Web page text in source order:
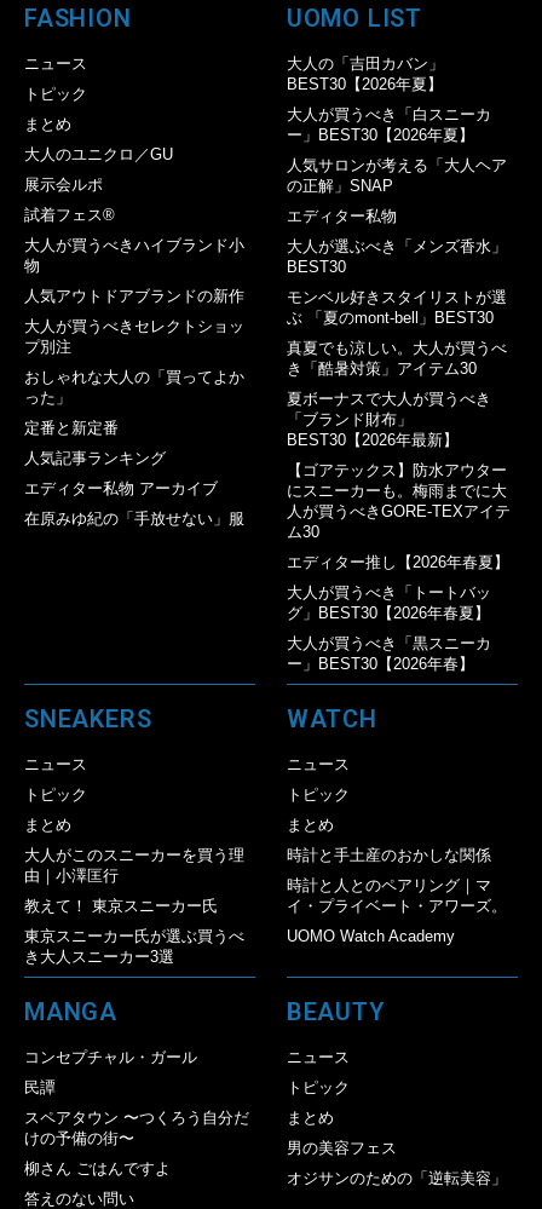
FASHION
ニュース
トピック
まとめ
大人のユニクロ／GU
展示会ルポ
試着フェス®︎
大人が買うべきハイブランド小
物
人気アウトドアブランドの新作
大人が買うべきセレクトショッ
プ別注
おしゃれな大人の「買ってよか
った」
定番と新定番
人気記事ランキング
エディター私物 アーカイブ
在原みゆ紀の「手放せない」服
UOMO LIST
大人の「吉田カバン」
BEST30【2026年夏】
大人が買うべき「白スニーカ
ー」BEST30【2026年夏】
人気サロンが考える「大人ヘア
の正解」SNAP
エディター私物
大人が選ぶべき「メンズ香水」
BEST30
モンベル好きスタイリストが選
ぶ 「夏のmont-bell」BEST30
真夏でも涼しい。大人が買うべ
き「酷暑対策」アイテム30
夏ボーナスで大人が買うべき
「ブランド財布」
BEST30【2026年最新】
【ゴアテックス】防水アウター
にスニーカーも。梅雨までに大
人が買うべきGORE-TEXアイテ
ム30
エディター推し【2026年春夏】
大人が買うべき「トートバッ
グ」BEST30【2026年春夏】
大人が買うべき「黒スニーカ
ー」BEST30【2026年春】
SNEAKERS
ニュース
トピック
まとめ
大人がこのスニーカーを買う理
由｜小澤匡行
教えて！ 東京スニーカー氏
東京スニーカー氏が選ぶ買うべ
き大人スニーカー3選
WATCH
ニュース
トピック
まとめ
時計と手土産のおかしな関係
時計と人とのペアリング｜マ
イ・プライベート・アワーズ。
UOMO Watch Academy
MANGA
コンセプチャル・ガール
民譚
スペアタウン 〜つくろう自分だ
けの予備の街〜
柳さん ごはんですよ
答えのない問い
BEAUTY
ニュース
トピック
まとめ
男の美容フェス
オジサンのための「逆転美容」